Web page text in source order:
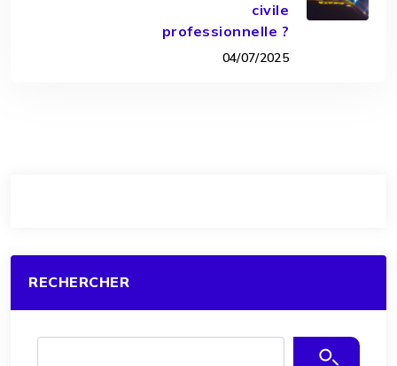
civile
professionnelle ?
04/07/2025
RECHERCHER